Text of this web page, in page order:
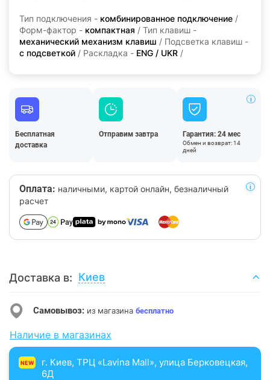
Тип подключения - комбинированное подключение /
Форм-фактор - компактная / Тип клавиш -
механический механизм клавиш / Подсветка клавиш -
с подсветкой / Раскладка - ENG / UKR /
Бесплатная
доставка
Отправим завтра Гарантия: 24 мес
Обмен и возврат: 14
дней
Оплата: наличными, картой онлайн, безналичный
расчет
Доставка в: Киев
Самовывоз: из магазина бесплатно
Наличие в магазинах
NEW
г. Киев, ТРЦ «Lavina Mall», улица Берковецкая,
6Д